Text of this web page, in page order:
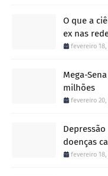
O que a
ex nas
fevereiro 18,
Mega-
milhões
fevereiro 20,
doenças
fevereiro 18,